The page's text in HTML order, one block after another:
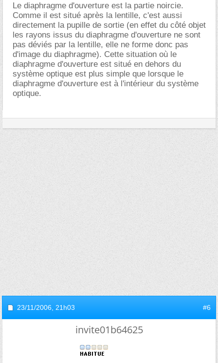
Le diaphragme d'ouverture est la partie noircie.
Comme il est situé après la lentille, c'est aussi
directement la pupille de sortie (en effet du côté objet
les rayons issus du diaphragme d'ouverture ne sont
pas déviés par la lentille, elle ne forme donc pas
d'image du diaphragme). Cette situation où le
diaphragme d'ouverture est situé en dehors du
système optique est plus simple que lorsque le
diaphragme d'ouverture est à l'intérieur du système
optique.
23/11/2006, 21h03 #6
invite01b64625